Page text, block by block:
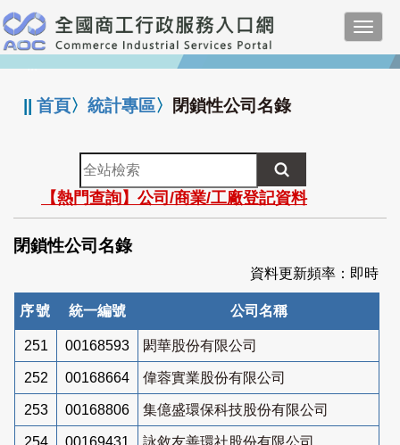
跳
到
主
要
:::
||首頁〉統計專區〉 閉鎖性公司名錄
全
站
檢
索
【熱門查詢】公司/商業/工廠登記資料
閉鎖性公司名錄
資料更新頻率：即時
序號 統一編號 公司名稱
251 00168593 閎華股份有限公司
252 00168664 偉蓉實業股份有限公司
253 00168806 集億盛環保科技股份有限公司
254 00169431 詠敘友善環社股份有限公司